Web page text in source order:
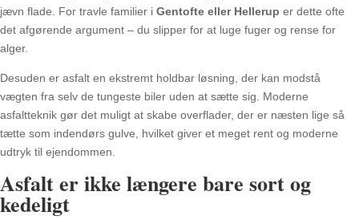
jævn flade. For travle familier i Gentofte eller Hellerup er dette ofte
det afgørende argument – du slipper for at luge fuger og rense for
alger.
Desuden er asfalt en ekstremt holdbar løsning, der kan modstå
vægten fra selv de tungeste biler uden at sætte sig. Moderne
asfaltteknik gør det muligt at skabe overflader, der er næsten lige så
tætte som indendørs gulve, hvilket giver et meget rent og moderne
udtryk til ejendommen.
Asfalt er ikke længere bare sort og
kedeligt